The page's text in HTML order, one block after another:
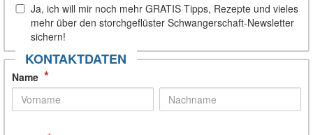
Ja, ich will mir noch mehr GRATIS Tipps, Rezepte und vieles
mehr über den storchgeflüster Schwangerschaft-Newsletter
sichern!
KONTAKTDATEN
Name *